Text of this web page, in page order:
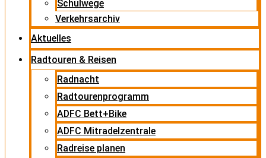
Schulwege
Verkehrsarchiv
Aktuelles
Radtouren & Reisen
Radnacht
Radtourenprogramm
ADFC Bett+Bike
ADFC Mitradelzentrale
Radreise planen